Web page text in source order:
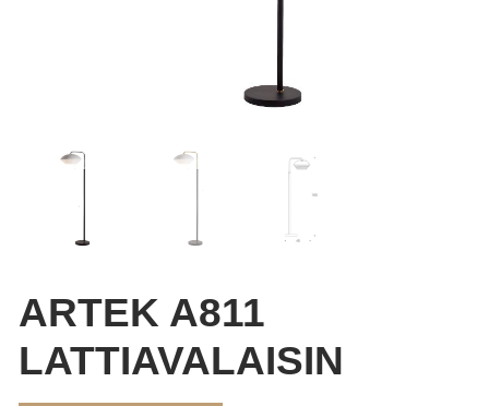
ARTEK A811
LATTIAVALAISIN